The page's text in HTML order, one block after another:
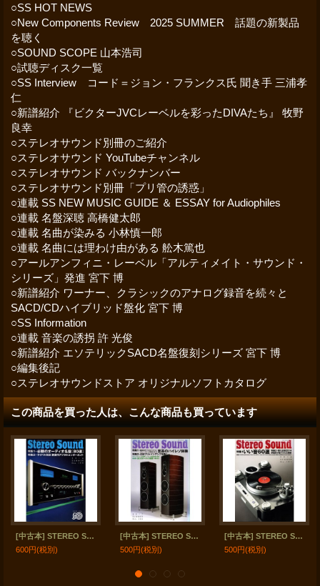
○SS HOT NEWS
○New Components Review 2025 SUMMER 話題の新製品
を聴く
○SOUND SCOPE 山本浩司
○試聴ディスク一覧
○SS Interview コード＝ジョン・フランクス氏 聞き手 三浦孝
仁
○新譜紹介 『ビクターJVCレーベルを彩ったDIVAたち』 牧野
良幸
○ステレオサウンド別冊のご紹介
○ステレオサウンド YouTubeチャンネル
○ステレオサウンド バックナンバー
○ステレオサウンド別冊「プリ管の誘惑」
○連載 SS NEW MUSIC GUIDE ＆ ESSAY for Audiophiles
○連載 名盤深聴 高橋健太郎
○連載 名曲が染みる 小林慎一郎
○連載 名曲には理わけ由がある 舩木篤也
○アールアンフィニ・レーベル「アルティメイト・サウンド・
シリーズ」発進 宮下 博
○新譜紹介 ワーナー、クラシックのアナログ録音を続々と
SACD/CDハイブリッド盤化 宮下 博
○SS Information
○連載 音楽の誘拐 許 光俊
○新譜紹介 エソテリックSACD名盤復刻シリーズ 宮下 博
○編集後記
○ステレオサウンドストア オリジナルソフトカタログ
この商品を買った人は、こんな商品も買っています
[中古本] STEREO SOUND 季刊ステレオサウンド No.199 2016 Summer
600円(税別)
[中古本] STEREO SOUND 季刊ステレオサウンド No.203 2017 SUMMER
500円(税別)
[中古本] STEREO SOUND 季刊ステレオサウンド No.191 2014 SUMMER
500円(税別)